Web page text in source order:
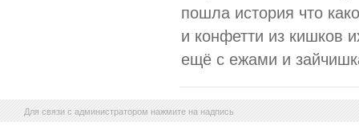
пошла история что
и конфетти из кишков
ещё с ежами и
Для связи с администратором нажмите на надпись